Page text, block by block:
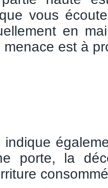
vous
en
menace est à
indique
porte, la